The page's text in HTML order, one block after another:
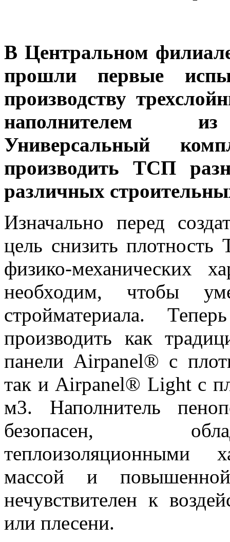
В Центральном
прошли первые
производству
наполнителем из
Универсальный
производить ТСП
различных
Изначально перед
цель снизить
физико-механических
необходим, чтобы
стройматериала.
производить как
панели Airpanel® с
так и Airpanel® Light с
м3. Наполнитель
безопасен,
теплоизоляционными
массой и
нечувствителен к
или плесени.